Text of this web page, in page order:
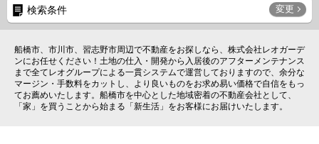
検索条件 変更
船橋市、市川市、習志野市周辺で不動産をお探しなら、株式会社レオガーデ
ンにお任せください！土地の仕入・開発から入居後のアフターメンテナンス
まで全てレオグループによる一貫システムで運営しておりますので、余分な
マージン・手数料をカットし、より良いものをお求め易い価格で自信をもっ
てお薦めいたします。船橋市を中心とした地域密着の不動産会社として、
「家」を買うことから始まる「新生活」をお客様にお届けいたします。